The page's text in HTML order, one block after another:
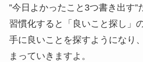
”今日よかったこと3つ書き出す”
習慣化すると「良いこと探し」
手に良いことを探すようになり
まっていきますよ。